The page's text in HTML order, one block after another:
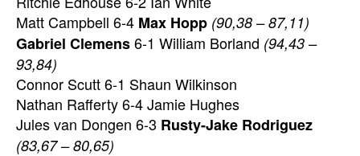
Matt Campbell 6-4 Max Hopp (90,38 – 87,11)
Gabriel Clemens6-1 William Borland (94,43 –
93,84)
Connor Scutt 6-1 Shaun Wilkinson
Nathan Rafferty 6-4 Jamie Hughes
Jules van Dongen 6-3 Rusty-Jake Rodriguez
(83,67 – 80,65)